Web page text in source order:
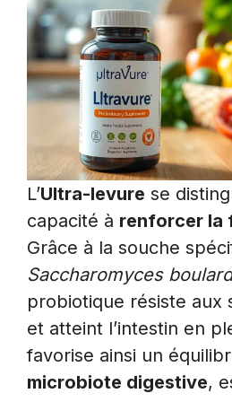
L’Ultra-levure se
capacité à renforcer la
Grâce à la souche
Saccharomyces
probiotique résiste aux
et atteint l’intestin en
favorise ainsi un
microbiote digestive,